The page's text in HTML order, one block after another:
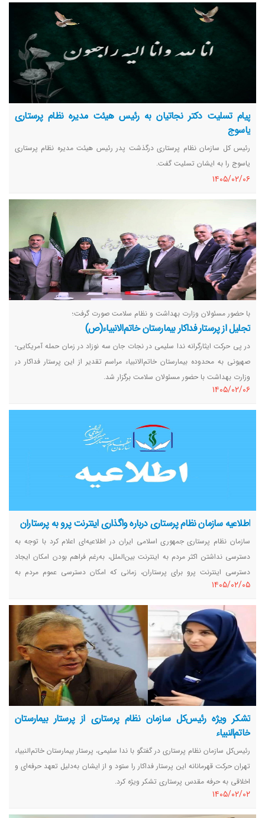
پیام تسلیت دکتر نجاتیان به رئیس هیئت مدیره نظام پرستاری
یاسوج
رئیس کل سازمان نظام پرستاری درگذشت پدر رئیس هیئت مدیره نظام پرستاری
یاسوج را به ایشان تسلیت گفت.
١٤٠٥/٠٢/٠٦
با حضور مسئولان وزارت بهداشت و نظام سلامت صورت گرفت؛
تجلیل از پرستار فداکار بیمارستان خاتم‌الانبیاء(ص)
در پی حرکت ایثارگرانه ندا سلیمی در نجات جان سه نوزاد در زمان حمله آمریکایی-
صهیونی به محدوده بیمارستان خاتم‌الانبیاء مراسم تقدیر از این پرستار فداکار در
وزارت بهداشت با حضور مسئولان سلامت برگزار شد.
١٤٠٥/٠٢/٠٦
اطلاعیه سازمان نظام پرستاری درباره واگذاری اینترنت پرو به پرستاران
سازمان نظام پرستاری جمهوری اسلامی ایران در اطلاعیه‌ای اعلام کرد با توجه به
دسترسی نداشتن اکثر مردم به اینترنت بین‌الملل، به‌رغم فراهم بودن امکان ایجاد
دسترسی اینترنت پرو برای پرستاران، زمانی که امکان دسترسی عموم مردم به
اینترنت بین‌الملل فراهم شد از این حق مسلم در کنار دیگر اقشار جامعه از آن
استفاده خواهد کرد.
١٤٠٥/٠٢/٠٥
تشکر ویژه رئیس‌‌کل سازمان نظام پرستاری از پرستار بیمارستان
خاتم‌النبیاء
رئیس‌کل سازمان نظام پرستاری در گفتگو با ندا سلیمی، پرستار بیمارستان خاتم‌النبیاء
تهران حرکت قهرمانانه این پرستار فداکار را ستود و از ایشان به‌دلیل تعهد حرفه‌ای و
اخلاقی به حرفه مقدس پرستاری تشکر ویژه کرد.
١٤٠٥/٠٢/٠٢